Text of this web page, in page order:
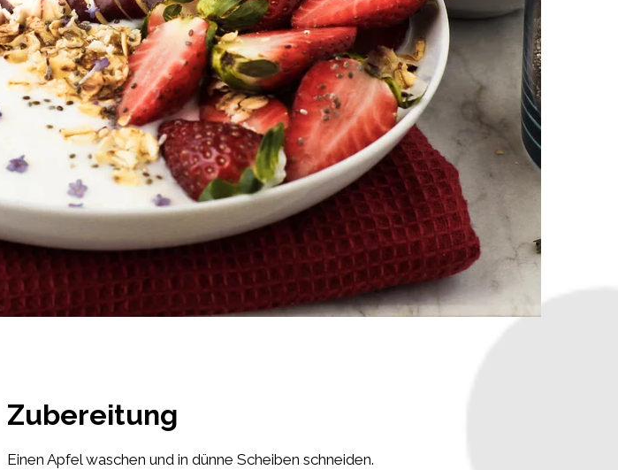
Zubereitung
Einen Apfel waschen und in dünne Scheiben schneiden.